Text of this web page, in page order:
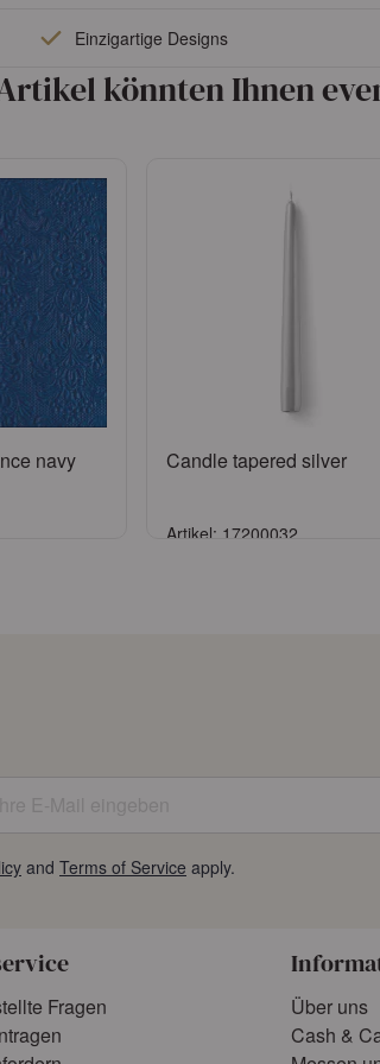
oder
Einzigartige Designs
könnten Ihnen
navy
Candle tapered silver
Artikel: 17200032
and Terms of Service apply.
Fragen
Über uns
Cash &